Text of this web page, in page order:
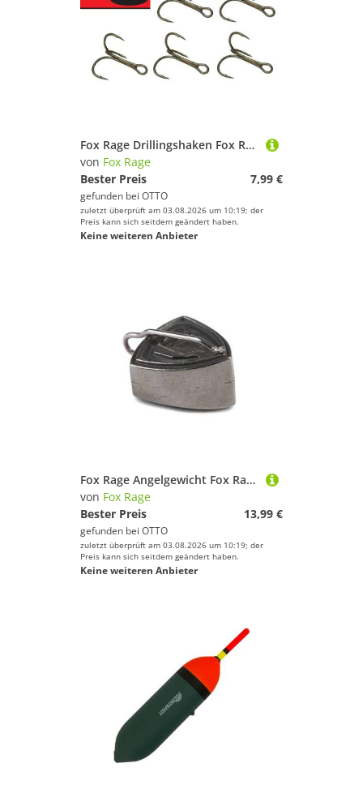
Fox Rage Drillingshaken Fox Rage Drillinge Powerpoint Treble Hook Haken - 5 Drillingshaken
von Fox Rage
Bester Preis
7,99 €
gefunden bei OTTO
zuletzt überprüft am 03.08.2026 um 10:19; der
Preis kann sich seitdem geändert haben.
Keine weiteren Anbieter
Fox Rage Angelgewicht Fox Rage Strike Point Hitcher Chin Weight Tungsten - Angelgewichte
von Fox Rage
Bester Preis
13,99 €
gefunden bei OTTO
zuletzt überprüft am 03.08.2026 um 10:19; der
Preis kann sich seitdem geändert haben.
Keine weiteren Anbieter